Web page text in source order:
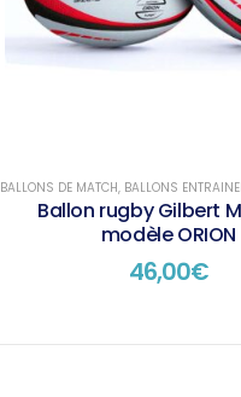
,BALLONS TAILLE 5
BALLONS DE MATCH, BALLONS
Ballon rugby Gilbert
modèle ORION
46,00€